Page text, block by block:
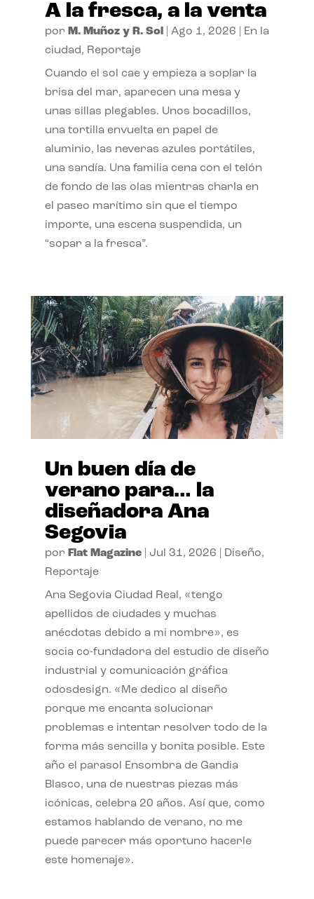
A la fresca, a la venta
por M. Muñoz y R. Sol| Ago 1, 2026
En la
ciudad, Reportaje
Cuando el sol cae y empieza a soplar la
brisa del mar, aparecen una mesa y
unas sillas plegables. Unos bocadillos,
una tortilla envuelta en papel de
aluminio, las neveras azules portátiles,
una sandía. Una familia cena con el telón
de fondo de las olas mientras charla en
el paseo marítimo sin que el tiempo
importe, una escena suspendida, un
“sopar a la fresca”.
Un buen día de
verano para… la
diseñadora Ana
Segovia
por Flat Magazine| Jul 31, 2026 Diseño,
Reportaje
Ana Segovia Ciudad Real, «tengo
apellidos de ciudades y muchas
anécdotas debido a mi nombre», es
socia co-fundadora del estudio de diseño
industrial y comunicación gráfica
odosdesign. «Me dedico al diseño
porque me encanta solucionar
problemas e intentar resolver todo de la
forma más sencilla y bonita posible. Este
año el parasol Ensombra de Gandia
Blasco, una de nuestras piezas más
icónicas, celebra 20 años. Así que, como
estamos hablando de verano, no me
puede parecer más oportuno hacerle
este homenaje».